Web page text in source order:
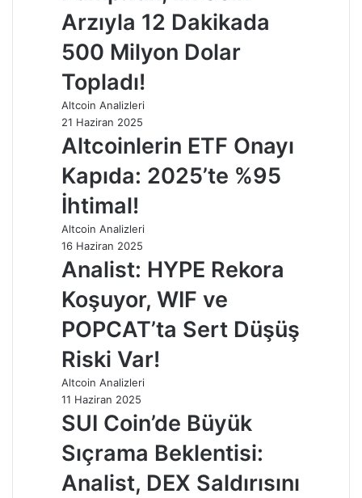
Arzıyla 12 Dakikada
500 Milyon Dolar
Topladı!
Altcoin Analizleri
21 Haziran 2025
Altcoinlerin ETF Onayı
Kapıda: 2025’te %95
İhtimal!
Altcoin Analizleri
16 Haziran 2025
Analist: HYPE Rekora
Koşuyor, WIF ve
POPCAT’ta Sert Düşüş
Riski Var!
Altcoin Analizleri
11 Haziran 2025
SUI Coin’de Büyük
Sıçrama Beklentisi:
Analist, DEX Saldırısını